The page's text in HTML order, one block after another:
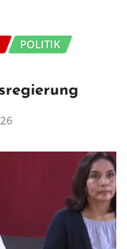
POLITIK